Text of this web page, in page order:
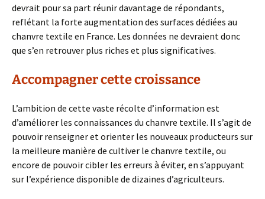
devrait pour sa part réunir davantage de répondants,
reflétant la forte augmentation des surfaces dédiées au
chanvre textile en France. Les données ne devraient donc
que s’en retrouver plus riches et plus significatives.
Accompagner cette croissance
L’ambition de cette vaste récolte d’information est
d’améliorer les connaissances du chanvre textile. Il s’agit de
pouvoir renseigner et orienter les nouveaux producteurs sur
la meilleure manière de cultiver le chanvre textile, ou
encore de pouvoir cibler les erreurs à éviter, en s’appuyant
sur l’expérience disponible de dizaines d’agriculteurs.